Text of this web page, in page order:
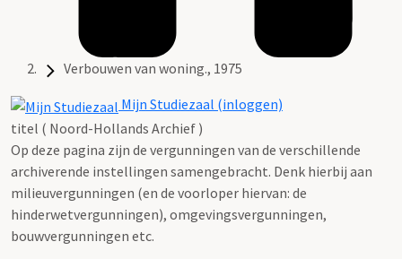
Verbouwen van woning., 1975
Mijn Studiezaal (inloggen)
titel ( Noord-Hollands Archief )
Op deze pagina zijn de vergunningen van de verschillende
archiverende instellingen samengebracht. Denk hierbij aan
milieuvergunningen (en de voorloper hiervan: de
hinderwetvergunningen), omgevingsvergunningen,
bouwvergunningen etc.